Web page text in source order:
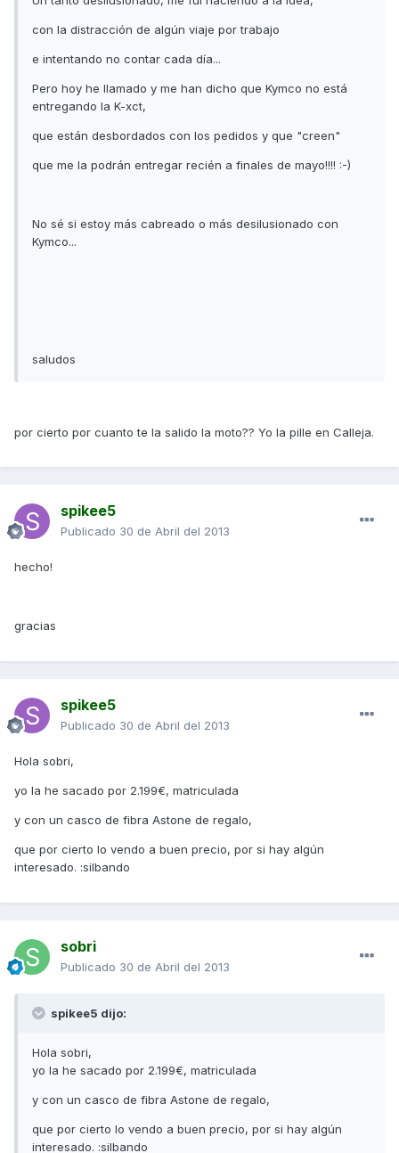
con la distracción de algún viaje por trabajo
e intentando no contar cada día...
Pero hoy he llamado y me han dicho que Kymco no está
entregando la K-xct,
que están desbordados con los pedidos y que "creen"
que me la podrán entregar recién a finales de mayo!!!! :-)
No sé si estoy más cabreado o más desilusionado con
Kymco...
saludos
por cierto por cuanto te la salido la moto?? Yo la pille en Calleja.
spikee5
Publicado 30 de Abril del 2013
hecho!
gracias
spikee5
Publicado 30 de Abril del 2013
Hola sobri,
yo la he sacado por 2.199€, matriculada
y con un casco de fibra Astone de regalo,
que por cierto lo vendo a buen precio, por si hay algún
interesado. :silbando
sobri
Publicado 30 de Abril del 2013
spikee5 dijo:
Hola sobri,
yo la he sacado por 2.199€, matriculada
y con un casco de fibra Astone de regalo,
que por cierto lo vendo a buen precio, por si hay algún
interesado. :silbando